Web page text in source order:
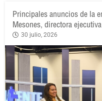
Principales anuncios de la
Mesones, directora
30 julio, 2026